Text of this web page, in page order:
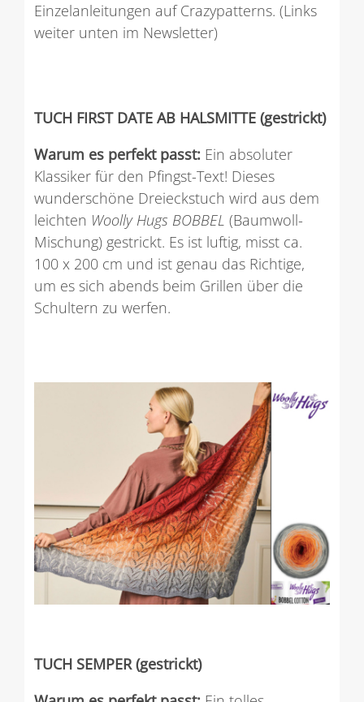
Einzelanleitungen auf Crazypatterns. (Links
weiter unten im Newsletter)
TUCH FIRST DATE AB HALSMITTE (gestrickt)
Warum es perfekt passt: Ein absoluter
Klassiker für den Pfingst-Text! Dieses
wunderschöne Dreieckstuch wird aus dem
leichten Woolly Hugs BOBBEL (Baumwoll-
Mischung) gestrickt. Es ist luftig, misst ca.
100 x 200 cm und ist genau das Richtige,
um es sich abends beim Grillen über die
Schultern zu werfen.
TUCH SEMPER (gestrickt)